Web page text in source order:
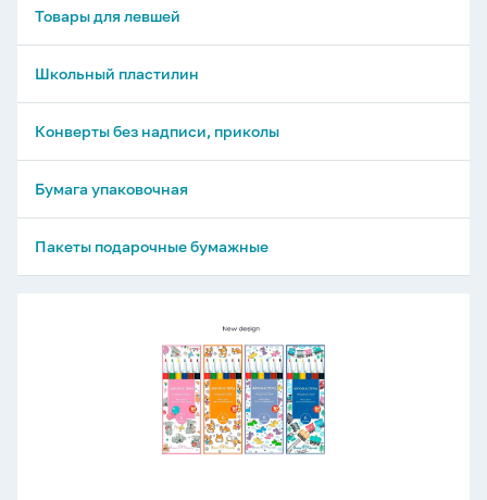
Товары для левшей
Школьный пластилин
Конверты без надписи, приколы
Бумага упаковочная
Пакеты подарочные бумажные